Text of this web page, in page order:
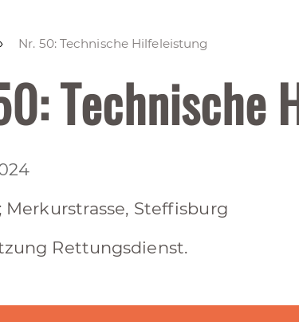
Nr. 50: Technische Hilfeleistung
Technische
Merkurstrasse, Steffisburg
Rettungsdienst.